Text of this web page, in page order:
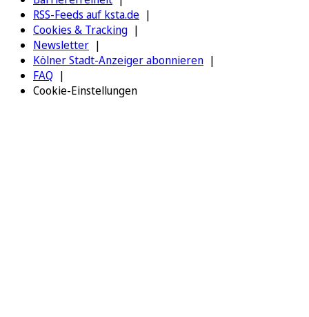
RSS-Feeds auf ksta.de
Cookies & Tracking
Newsletter
Kölner Stadt-Anzeiger abonnieren
FAQ
Cookie-Einstellungen